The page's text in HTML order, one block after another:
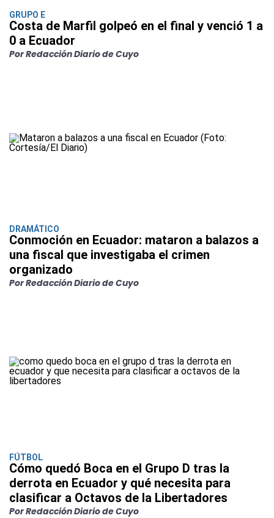
GRUPO E
Costa de Marfil golpeó en el final y venció 1 a
0 a Ecuador
Por Redacción Diario de Cuyo
DRAMÁTICO
Conmoción en Ecuador: mataron a balazos a
una fiscal que investigaba el crimen
organizado
Por Redacción Diario de Cuyo
FÚTBOL
Cómo quedó Boca en el Grupo D tras la
derrota en Ecuador y qué necesita para
clasificar a Octavos de la Libertadores
Por Redacción Diario de Cuyo